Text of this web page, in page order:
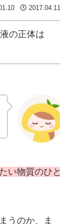
2017.04.11
の正体は
い物質のひと
うのか、ま